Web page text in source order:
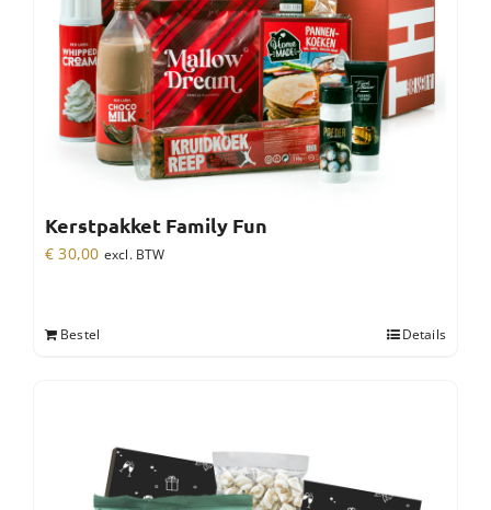
Kerstpakket Family Fun
€ 30,00 excl. BTW
Bestel Details